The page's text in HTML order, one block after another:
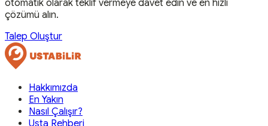
otomatik olarak teklif vermeye davet edin ve en hızlı
çözümü alın.
Talep Oluştur
Hakkımızda
En Yakın
Nasıl Çalışır?